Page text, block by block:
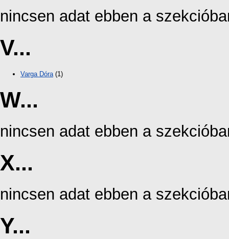
nincsen adat ebben a
V...
Varga Dóra (1)
W...
nincsen adat ebben a
X...
nincsen adat ebben a
Y...